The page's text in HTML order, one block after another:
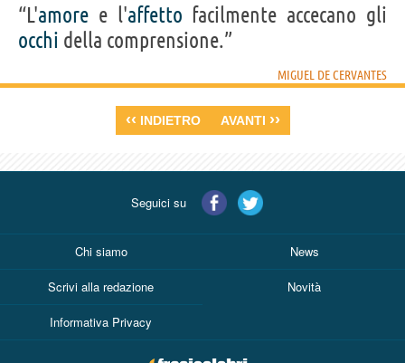
“L'amore e l'affetto facilmente accecano gli
occhi della comprensione.”
MIGUEL DE CERVANTES
‹‹ INDIETRO AVANTI ››
Seguici su
Chi siamo News
Scrivi alla redazione Novità
Informativa Privacy